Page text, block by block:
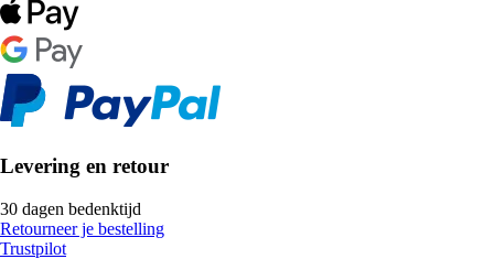
Levering en retour
30 dagen bedenktijd
Retourneer je bestelling
Trustpilot